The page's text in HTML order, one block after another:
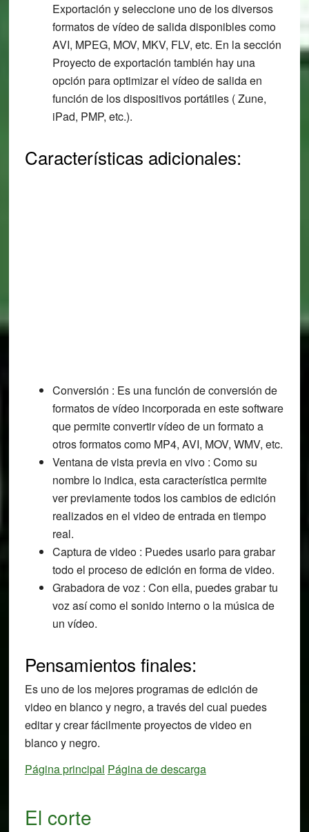
Exportación y seleccione uno de los diversos
formatos de vídeo de salida disponibles como
AVI, MPEG, MOV, MKV, FLV, etc. En la sección
Proyecto de exportación también hay una
opción para optimizar el vídeo de salida en
función de los dispositivos portátiles ( Zune,
iPad, PMP, etc.).
Características adicionales:
Conversión : Es una función de conversión de
formatos de vídeo incorporada en este software
que permite convertir vídeo de un formato a
otros formatos como MP4, AVI, MOV, WMV, etc.
Ventana de vista previa en vivo : Como su
nombre lo indica, esta característica permite
ver previamente todos los cambios de edición
realizados en el video de entrada en tiempo
real.
Captura de video : Puedes usarlo para grabar
todo el proceso de edición en forma de video.
Grabadora de voz : Con ella, puedes grabar tu
voz así como el sonido interno o la música de
un vídeo.
Pensamientos finales:
Es uno de los mejores programas de edición de
video en blanco y negro, a través del cual puedes
editar y crear fácilmente proyectos de video en
blanco y negro.
Página principal Página de descarga
El corte